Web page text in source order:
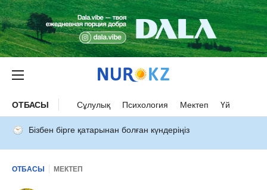
ОТБАСЫ Сұлулық Психология Мектеп Үй
Бізбен бірге қатарынан болған күндеріңіз
ОТБАСЫ МЕКТЕП